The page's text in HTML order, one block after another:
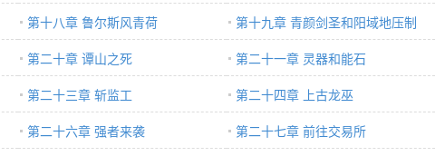
第十八章 鲁尔斯风青荷
第十九章 青颜剑圣和阳域地压制
第二十章 谭山之死
第二十一章 灵器和能石
第二十三章 斩监工
第二十四章 上古龙巫
第二十六章 强者来袭
第二十七章 前往交易所